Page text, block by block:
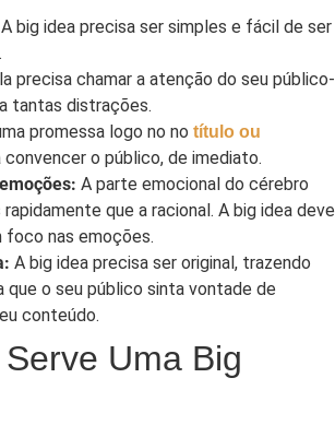
A big idea precisa ser simples e fácil de ser
precisa chamar a atenção do seu público-
tantas distrações.
promessa logo no no título ou
convencer o público, de imediato.
A parte emocional do cérebro
que a racional. A big idea deve
foco nas emoções.
A big idea precisa ser original, trazendo
que o seu público sinta vontade de
conteúdo.
Uma Big